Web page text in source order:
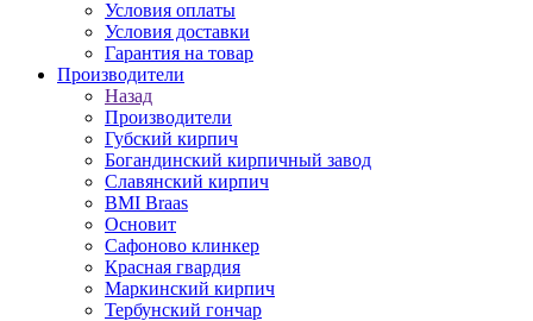
Условия оплаты
Условия доставки
Гарантия на товар
Производители
Назад
Производители
Губский кирпич
Богандинский кирпичный завод
Славянский кирпич
BMI Braas
Основит
Сафоново клинкер
Красная гвардия
Маркинский кирпич
Тербунский гончар